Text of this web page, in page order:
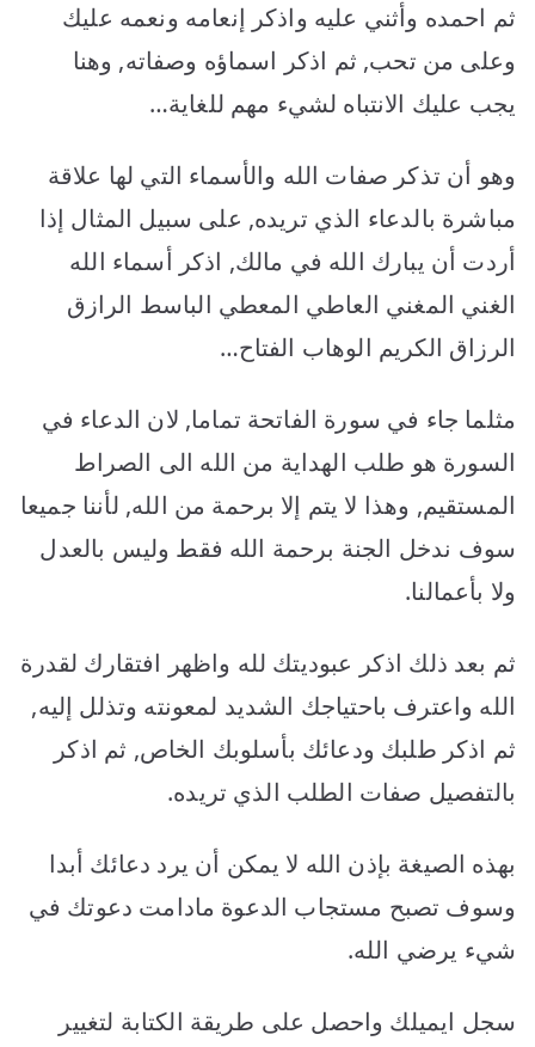
ثم احمده وأثني عليه واذكر إنعامه ونعمه عليك
وعلى من تحب, ثم اذكر اسماؤه وصفاته, وهنا
يجب عليك الانتباه لشيء مهم للغاية…
وهو أن تذكر صفات الله والأسماء التي لها علاقة
مباشرة بالدعاء الذي تريده, على سبيل المثال إذا
أردت أن يبارك الله في مالك, اذكر أسماء الله
الغني المغني العاطي المعطي الباسط الرازق
الرزاق الكريم الوهاب الفتاح…
مثلما جاء في سورة الفاتحة تماما, لان الدعاء في
السورة هو طلب الهداية من الله الى الصراط
المستقيم, وهذا لا يتم إلا برحمة من الله, لأننا جميعا
سوف ندخل الجنة برحمة الله فقط وليس بالعدل
ولا بأعمالنا.
ثم بعد ذلك اذكر عبوديتك لله واظهر افتقارك لقدرة
الله واعترف باحتياجك الشديد لمعونته وتذلل إليه,
ثم اذكر طلبك ودعائك بأسلوبك الخاص, ثم اذكر
بالتفصيل صفات الطلب الذي تريده.
بهذه الصيغة بإذن الله لا يمكن أن يرد دعائك أبدا
وسوف تصبح مستجاب الدعوة مادامت دعوتك في
شيء يرضي الله.
سجل ايميلك واحصل على طريقة الكتابة لتغيير